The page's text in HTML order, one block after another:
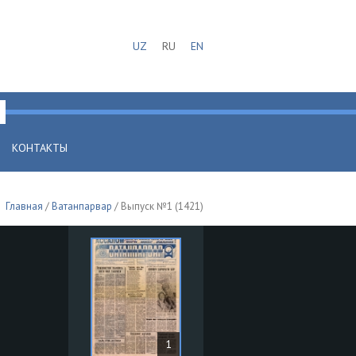
UZ RU EN
КОНТАКТЫ
Главная /Ватанпарвар / Выпуск №1 (1421)
1